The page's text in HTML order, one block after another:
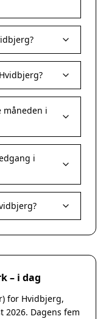
måneden i
i
– i dag
for Hvidbjerg,
2026. Dagens fem